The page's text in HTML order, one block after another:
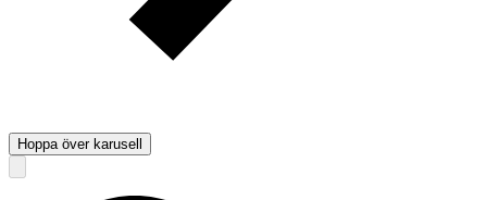
Hoppa över karusell